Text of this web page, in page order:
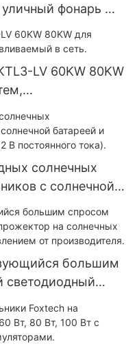
фонарь —
LV 60KW 80KW
солнечных
с солнечной
энергии (12
большим
светодиодный
с
от